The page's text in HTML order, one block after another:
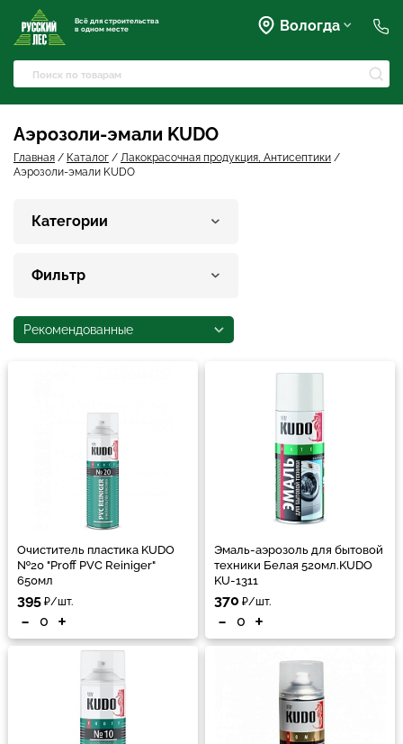
Всё для строительства
в одном месте
Вологда
+7 (921) 238-17-99
+7 (911) 501-72-50
Аэрозоли-эмали KUDO
Главная / Каталог / Лакокрасочная продукция, Антисептики /
Аэрозоли-эмали KUDO
Категории
Фильтр
Рекомендованные
Очиститель пластика KUDO
№20 "Proff PVC Reiniger"
650мл
395 ₽/шт.
- +
Эмаль-аэрозоль для бытовой
техники Белая 520мл.KUDO
KU-1311
370 ₽/шт.
- +